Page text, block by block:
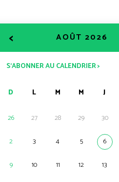
< AOÛT 2026
S’ABONNER AU CALENDRIER >
D L M M J
26 27 28 29 30
2 3 4 5 6
9 10 11 12 13